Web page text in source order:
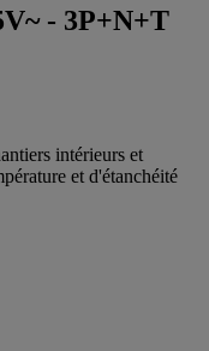
- 3P+N+T
intérieurs et
et d'étanchéité